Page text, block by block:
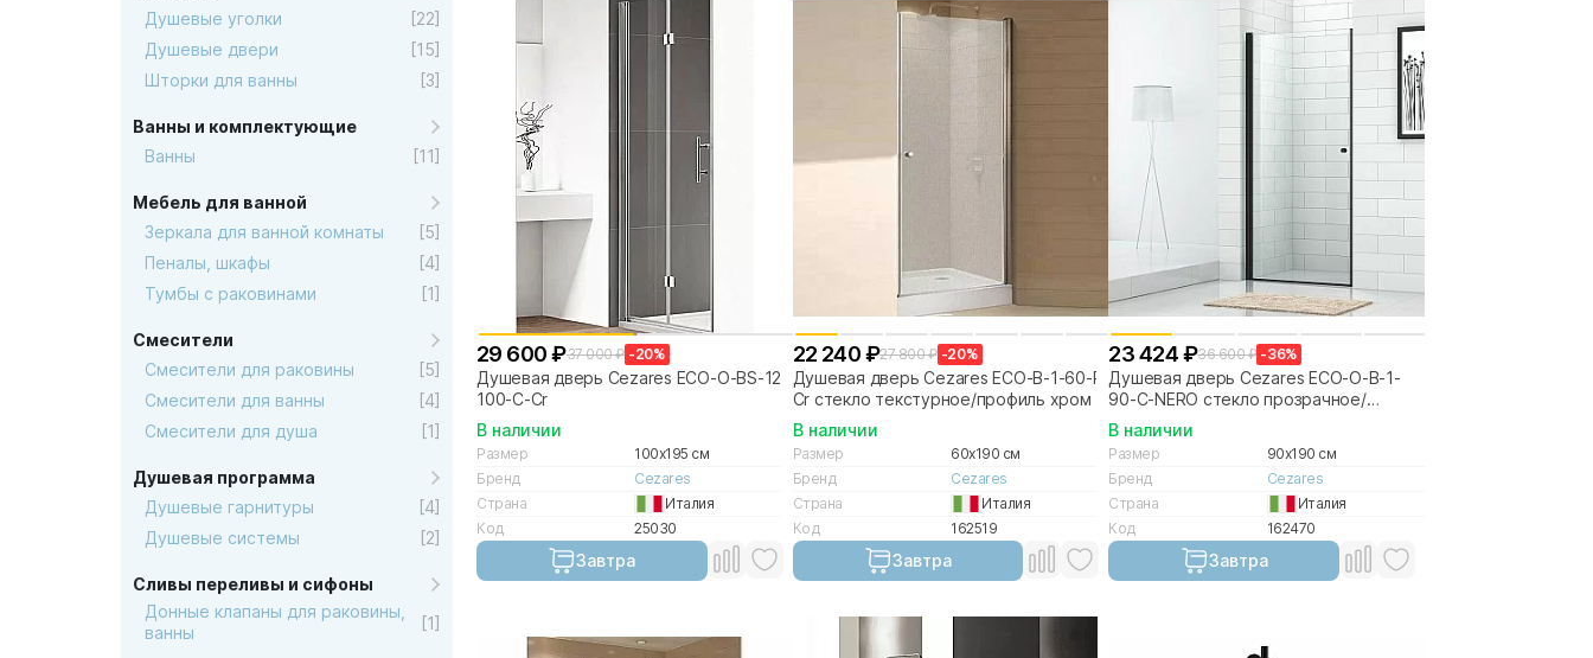
Душевые уголки
[22]
Душевые двери
[15]
Шторки для ванны
[3]
Ванны и комплектующие
Ванны
[11]
Мебель для ванной
Зеркала для ванной комнаты
[5]
Пеналы, шкафы
[4]
Тумбы с раковинами
[1]
Смесители
Смесители для раковины
[5]
Смесители для ванны
[4]
Смесители для душа
[1]
Душевая программа
Душевые гарнитуры
[4]
Душевые системы
[2]
Сливы переливы и сифоны
Донные клапаны для раковины,
ванны
[1]
29 600 ₽37 000 ₽ -20%
Душевая дверь Cezares ECO-O-BS-12-
100-C-Cr
В наличии
Размер
100x195 см
Бренд
Cezares
Страна
Италия
Код
25030
Завтра
22 240 ₽27 800 ₽ -20%
Душевая дверь Cezares ECO-B-1-60-P-
Cr стекло текстурное/профиль хром
В наличии
Размер
60x190 см
Бренд
Cezares
Страна
Италия
Код
162519
Завтра
23 424 ₽36 600 ₽ -36%
Душевая дверь Cezares ECO-O-B-1-
90-C-NERO стекло прозрачное/
профиль черный
В наличии
Размер
90x190 см
Бренд
Cezares
Страна
Италия
Код
162470
Завтра